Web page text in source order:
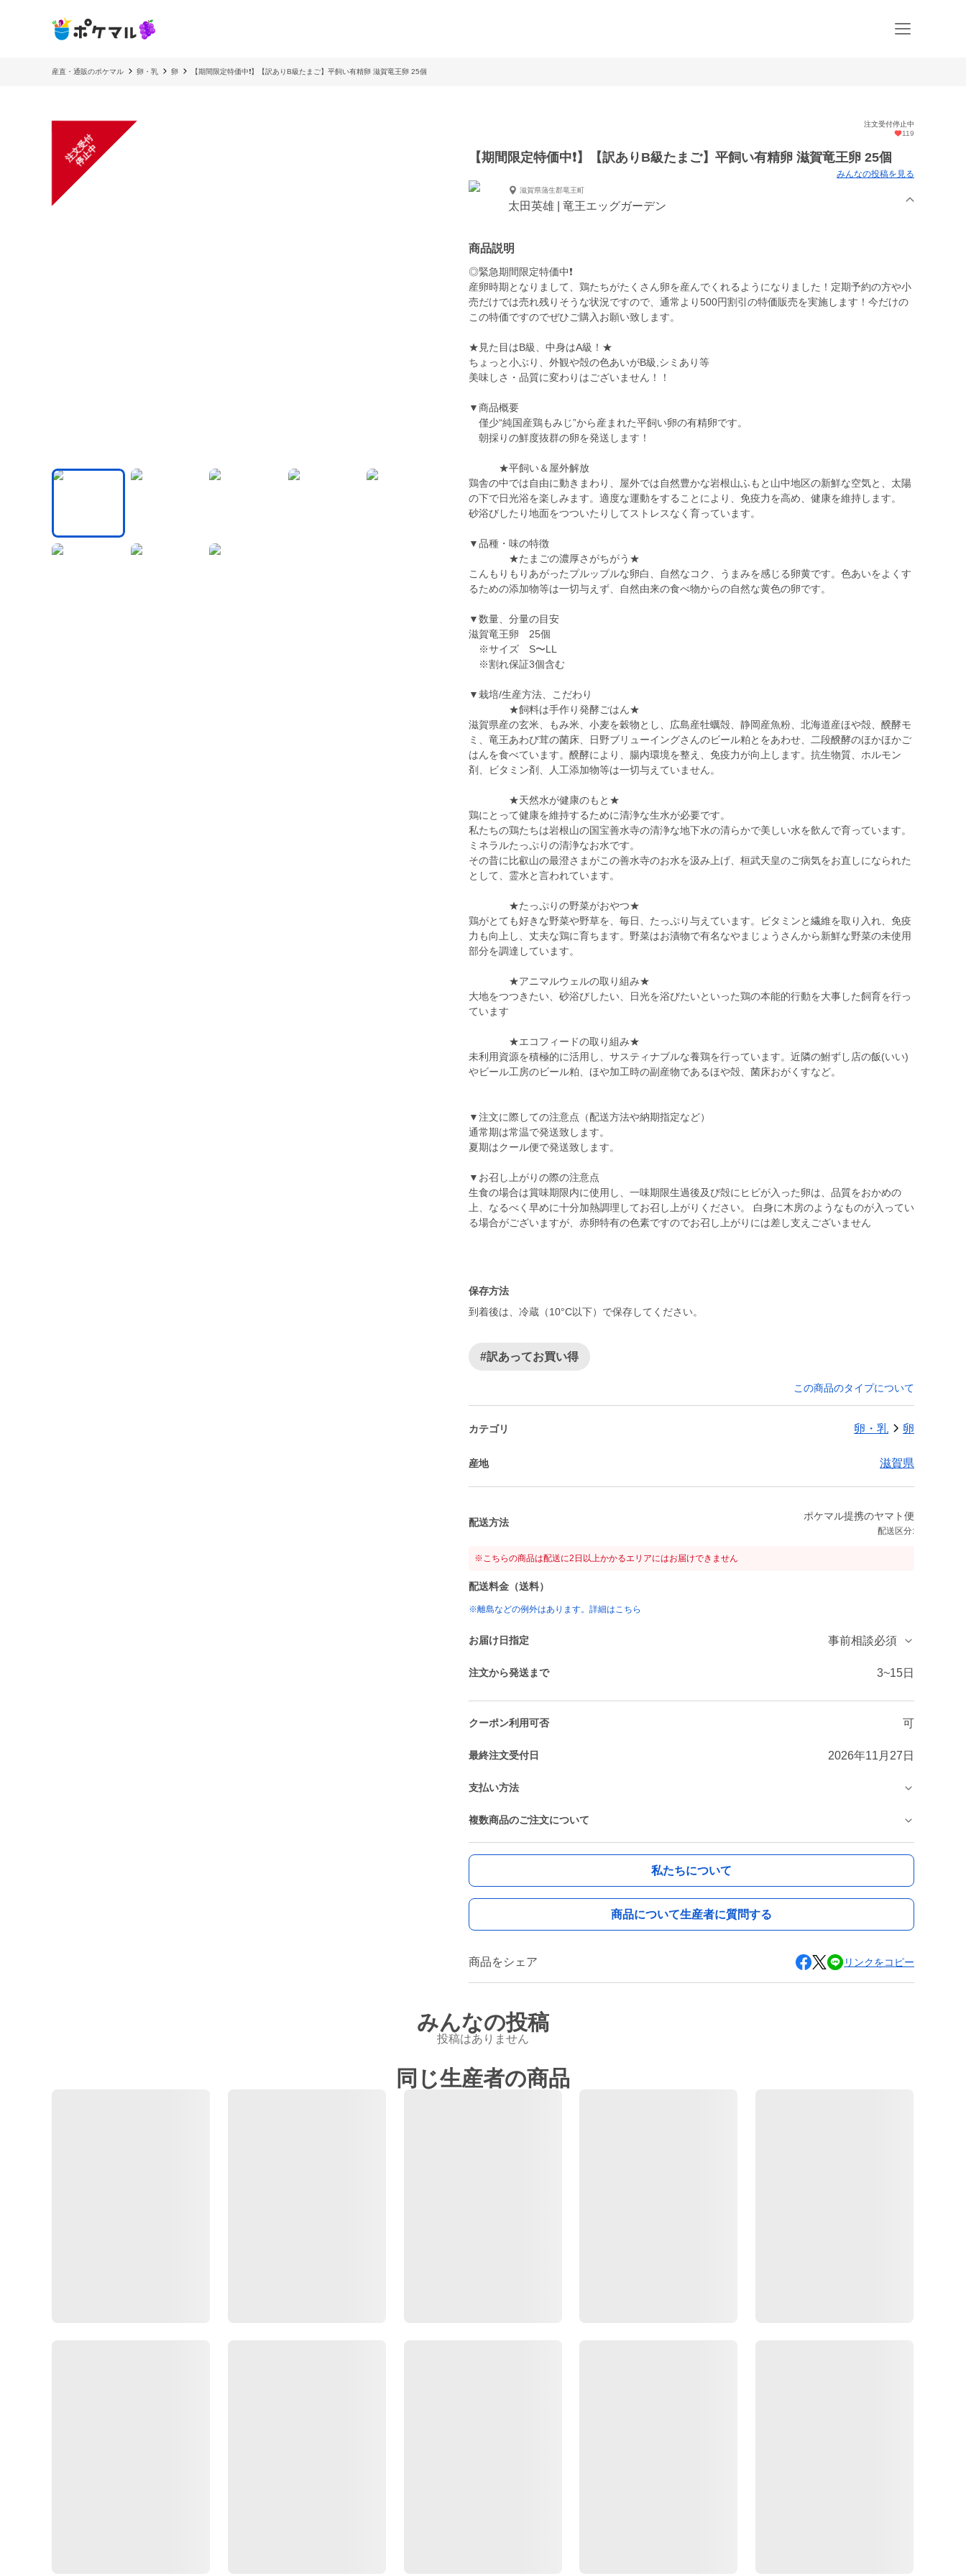
産直・通販のポケマル 卵・乳 卵 【期間限定特価中❗️】【訳ありB級たまご】平飼い有精卵 滋賀竜王卵 25個
注
文
受
付
停
止
中
注文受付停止中
119
【期間限定特価中❗️】【訳ありB級たまご】平飼い有精卵 滋賀竜王卵 25個
みんなの投稿を見る
滋賀県蒲生郡竜王町
太田英雄 | 竜王エッグガーデン
商品説明
◎緊急期間限定特価中❗️
産卵時期となりまして、鶏たちがたくさん卵を産んでくれるようになりました！定期予約の方や小
売だけでは売れ残りそうな状況ですので、通常より500円割引の特価販売を実施します！今だけの
この特価ですのでぜひご購入お願い致します。
★見た目はB級、中身はA級！★
ちょっと小ぶり、外観や殻の色あいがB級,シミあり等
美味しさ・品質に変わりはございません！！
▼商品概要
僅少“純国産鶏もみじ”から産まれた平飼い卵の有精卵です。
朝採りの鮮度抜群の卵を発送します！
★平飼い＆屋外解放
鶏舎の中では自由に動きまわり、屋外では自然豊かな岩根山ふもと山中地区の新鮮な空気と、太陽
の下で日光浴を楽しみます。適度な運動をすることにより、免疫力を高め、健康を維持します。
砂浴びしたり地面をつついたりしてストレスなく育っています。
▼品種・味の特徴
★たまごの濃厚さがちがう★
こんもりもりあがったプルップルな卵白、自然なコク、うまみを感じる卵黄です。色あいをよくす
るための添加物等は一切与えず、自然由来の食べ物からの自然な黄色の卵です。
▼数量、分量の目安
滋賀竜王卵 25個
※サイズ S〜LL
※割れ保証3個含む
▼栽培/生産方法、こだわり
★飼料は手作り発酵ごはん★
滋賀県産の玄米、もみ米、小麦を穀物とし、広島産牡蠣殻、静岡産魚粉、北海道産ほや殻、醗酵モ
ミ、竜王あわび茸の菌床、日野ブリューイングさんのビール粕とをあわせ、二段醗酵のほかほかご
はんを食べています。醗酵により、腸内環境を整え、免疫力が向上します。抗生物質、ホルモン
剤、ビタミン剤、人工添加物等は一切与えていません。
★天然水が健康のもと★
鶏にとって健康を維持するために清浄な生水が必要です。
私たちの鶏たちは岩根山の国宝善水寺の清浄な地下水の清らかで美しい水を飲んで育っています。
ミネラルたっぷりの清浄なお水です。
その昔に比叡山の最澄さまがこの善水寺のお水を汲み上げ、桓武天皇のご病気をお直しになられた
として、霊水と言われています。
★たっぷりの野菜がおやつ★
鶏がとても好きな野菜や野草を、毎日、たっぷり与えています。ビタミンと繊維を取り入れ、免疫
力も向上し、丈夫な鶏に育ちます。野菜はお漬物で有名なやまじょうさんから新鮮な野菜の未使用
部分を調達しています。
★アニマルウェルの取り組み★
大地をつつきたい、砂浴びしたい、日光を浴びたいといった鶏の本能的行動を大事した飼育を行っ
ています
★エコフィードの取り組み★
未利用資源を積極的に活用し、サスティナブルな養鶏を行っています。近隣の鮒ずし店の飯(いい)
やビール工房のビール粕、ほや加工時の副産物であるほや殻、菌床おがくすなど。
▼注文に際しての注意点（配送方法や納期指定など）
通常期は常温で発送致します。
夏期はクール便で発送致します。
▼お召し上がりの際の注意点
生食の場合は賞味期限内に使用し、一味期限生過後及び殻にヒビが入った卵は、品質をおかめの
上、なるべく早めに十分加熱調理してお召し上がりください。 白身に木房のようなものが入ってい
る場合がございますが、赤卵特有の色素ですのでお召し上がりには差し支えございません
保存方法
到着後は、冷蔵（10°C以下）で保存してください。
#訳あってお買い得
この商品のタイプについて
カテゴリ 卵・乳 卵
産地 滋賀県
配送方法
ポケマル提携のヤマト便
配送区分:
※こちらの商品は配送に2日以上かかるエリアにはお届けできません
配送料金（送料）
※離島などの例外はあります。詳細はこちら
お届け日指定 事前相談必須
注文から発送まで 3~15日
クーポン利用可否 可
最終注文受付日 2026年11月27日
支払い方法
複数商品のご注文について
私たちについて
商品について生産者に質問する
商品をシェア リンクをコピー
みんなの投稿
投稿はありません
同じ生産者の商品